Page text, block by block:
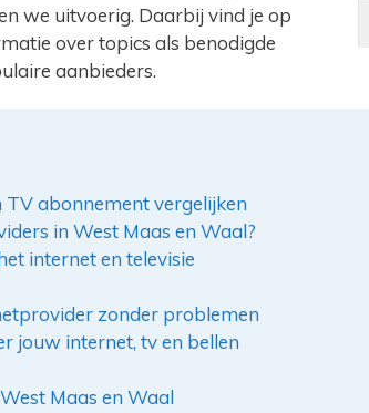
we uitvoerig. Daarbij vind je op
over topics als benodigde
aanbieders.
abonnement vergelijken
in West Maas en Waal?
internet en televisie
zonder problemen
jouw internet, tv en bellen
Maas en Waal